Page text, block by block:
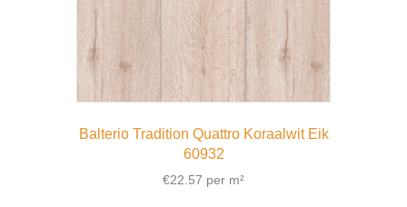
Balterio Tradition Quattro Koraalwit Eik
60932
€22.57 per m²